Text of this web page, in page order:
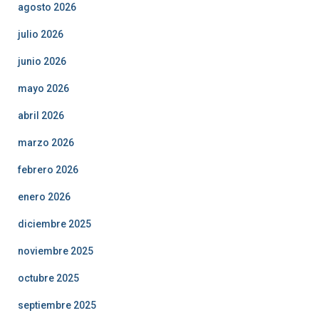
agosto 2026
julio 2026
junio 2026
mayo 2026
abril 2026
marzo 2026
febrero 2026
enero 2026
diciembre 2025
noviembre 2025
octubre 2025
septiembre 2025